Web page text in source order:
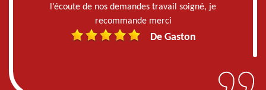
l’écoute de nos demandes travail soigné, je
recommande merci
De Gaston